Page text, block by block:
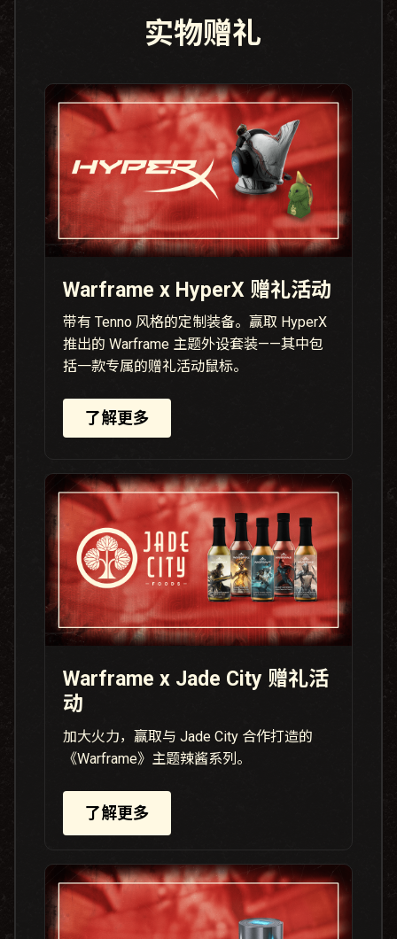
实物赠礼
Warframe x HyperX 赠礼活动
带有 Tenno 风格的定制装备。赢取 HyperX
推出的 Warframe 主题外设套装——其中包
括一款专属的赠礼活动鼠标。
了解更多
Warframe x Jade City 赠礼活
动
加大火力，赢取与 Jade City 合作打造的
《Warframe》主题辣酱系列。
了解更多